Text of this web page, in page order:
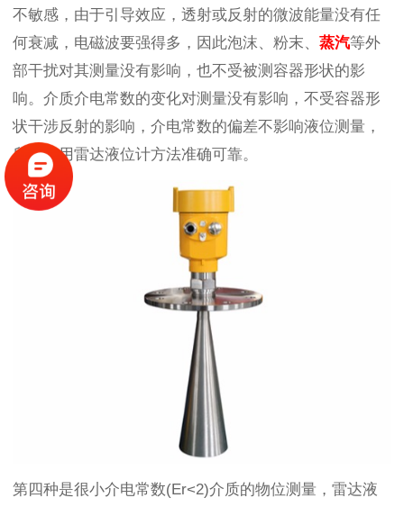
不敏感，由于引导效应，透射或反射的微波能量没有任
何衰减，电磁波要强得多，因此泡沫、粉末、 蒸汽等外
部干扰对其测量没有影响，也不受被测容器形状的影
响。介质介电常数的变化对测量没有影响，不受容器形
状干涉反射的影响，介电常数的偏差不影响液位测量，
所以使用雷达液位计方法准确可靠。
第四种是很小介电常数(Er<2)介质的物位测量，雷达液